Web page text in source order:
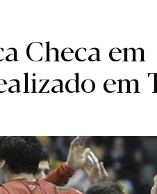
Checa em
em